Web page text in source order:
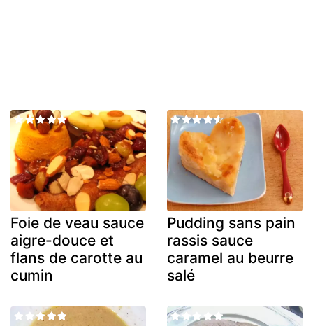
Foie de veau sauce
aigre-douce et
flans de carotte au
cumin
Pudding sans pain
rassis sauce
caramel au beurre
salé